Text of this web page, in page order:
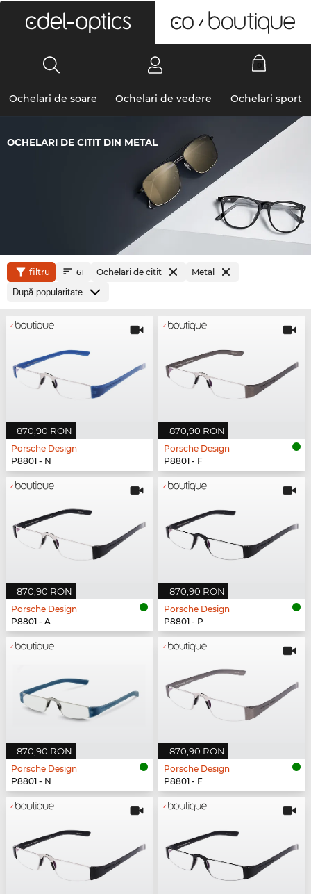
Ochelari de soare Ochelari de vedere Ochelari sport
OCHELARI DE CITIT DIN METAL
filtru 61 Ochelari de citit Metal
870,90 RON
Porsche Design
P8801 - N
870,90 RON
Porsche Design
P8801 - F
870,90 RON
Porsche Design
P8801 - A
870,90 RON
Porsche Design
P8801 - P
870,90 RON
Porsche Design
P8801 - N
870,90 RON
Porsche Design
P8801 - F